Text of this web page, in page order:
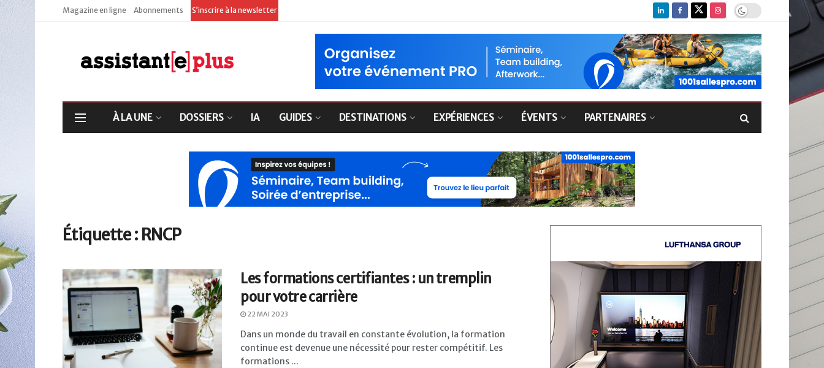
Magazine en ligne Abonnements S’inscrire à la newsletter
À LA UNE DOSSIERS IA GUIDES DESTINATIONS EXPÉRIENCES ÉVENTS PARTENAIRES
Étiquette : RNCP
Les formations certifiantes : un tremplin
pour votre carrière
22 MAI 2023
Dans un monde du travail en constante évolution, la formation
continue est devenue une nécessité pour rester compétitif. Les
formations ...